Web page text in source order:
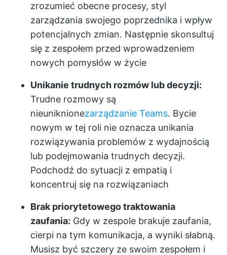
zrozumieć obecne procesy, styl
zarządzania swojego poprzednika i wpływ
potencjalnych zmian. Następnie skonsultuj
się z zespołem przed wprowadzeniem
nowych pomysłów w życie
Unikanie trudnych rozmów lub decyzji:
Trudne rozmowy są
nieuniknionezarządzanie Teams. Bycie
nowym w tej roli nie oznacza unikania
rozwiązywania problemów z wydajnością
lub podejmowania trudnych decyzji.
Podchodź do sytuacji z empatią i
koncentruj się na rozwiązaniach
Brak priorytetowego traktowania
zaufania: Gdy w zespole brakuje zaufania,
cierpi na tym komunikacja, a wyniki słabną.
Musisz być szczery ze swoim zespołem i